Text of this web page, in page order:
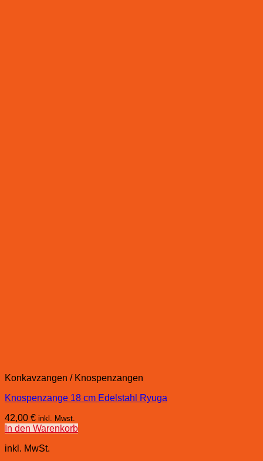
Konkavzangen / Knospenzangen
Knospenzange 18 cm Edelstahl Ryuga
42,00 € inkl. Mwst.
In den Warenkorb
inkl. MwSt.